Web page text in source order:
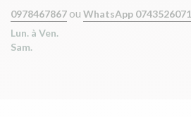
0978467867 ou WhatsApp 0743526071
Lun. à Ven.
Sam.